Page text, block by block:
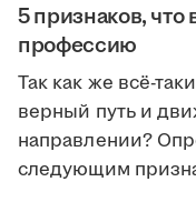
5 признаков,
профессию
Так как же всё-
верный путь и
направлении?
следующим